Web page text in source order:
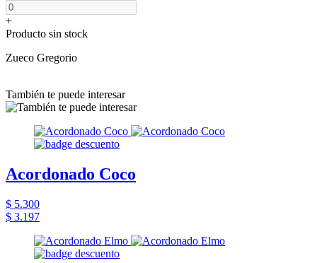
+
Producto sin stock
Zueco Gregorio
También te puede interesar
Acordonado Coco
$ 5.300
$ 3.197